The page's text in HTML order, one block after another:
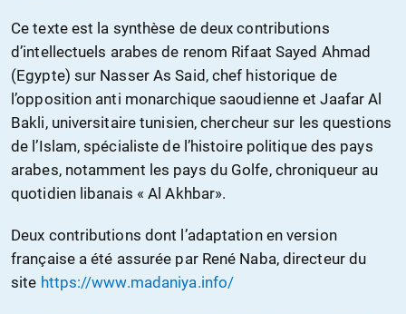
Ce texte est la synthèse de deux contributions
d’intellectuels arabes de renom Rifaat Sayed Ahmad
(Egypte) sur Nasser As Said, chef historique de
l’opposition anti monarchique saoudienne et Jaafar Al
Bakli, universitaire tunisien, chercheur sur les questions
de l’Islam, spécialiste de l’histoire politique des pays
arabes, notamment les pays du Golfe, chroniqueur au
quotidien libanais « Al Akhbar».
Deux contributions dont l’adaptation en version
française a été assurée par René Naba, directeur du
site https://www.madaniya.info/